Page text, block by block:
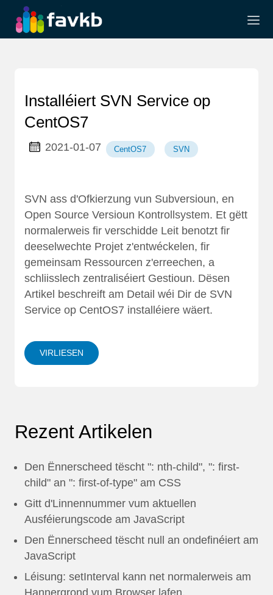
Installéiert SVN Service op
CentOS7
2021-01-07 CentOS7 SVN
SVN ass d'Ofkierzung vun Subversioun, en
Open Source Versioun Kontrollsystem. Et gëtt
normalerweis fir verschidde Leit benotzt fir
deeselwechte Projet z'entwéckelen, fir
gemeinsam Ressourcen z'erreechen, a
schliisslech zentraliséiert Gestioun. Dësen
Artikel beschreift am Detail wéi Dir de SVN
Service op CentOS7 installéiere wäert.
VIRLIESEN
Rezent Artikelen
Den Ënnerscheed tëscht ": nth-child", ": first-
child" an ": first-of-type" am CSS
Gitt d'Linnennummer vum aktuellen
Ausféierungscode am JavaScript
Den Ënnerscheed tëscht null an ondefinéiert am
JavaScript
Léisung: setInterval kann net normalerweis am